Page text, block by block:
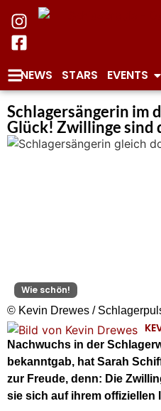
NEWS STARS EVENTS
Schlagersängerin im
Glück! Zwillinge sind
Wie schön!
© Kevin Drewes /
Nachwuchs in der
bekanntgab, hat Sarah
zur Freude, denn: Die
sie sich auf ihrem offiziellen